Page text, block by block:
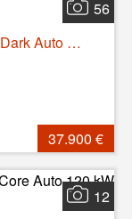
56
Volvo XC40 T5 Recharge PHEV Plus Dark Auto 193 kW (262 CV)
37.900 €
12